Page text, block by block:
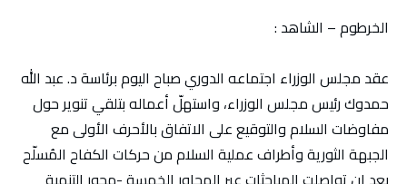
الخرطوم – الشاهد :
عقد مجلس الوزراء اجتماعه الدوري صباح اليوم برئاسة د. عبد الله
حمدوك رئيس مجلس الوزراء، واستهلّ أعماله بتلقي تنوير حول
مفاوضات السلام والتوقيع على الاتفاق بالأحرف الأولى مع
الجبهة الثورية وأطراف عملية السلام من حركات الكفاح المُسلّح